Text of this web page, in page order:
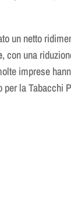
un netto
, con una
imprese
per la Tabacchi